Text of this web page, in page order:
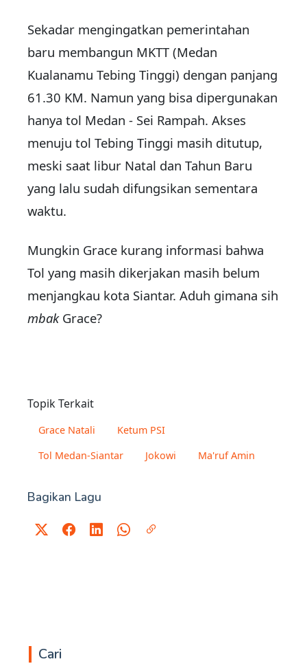
Sekadar mengingatkan pemerintahan
baru membangun MKTT (Medan
Kualanamu Tebing Tinggi) dengan panjang
61.30 KM. Namun yang bisa dipergunakan
hanya tol Medan - Sei Rampah. Akses
menuju tol Tebing Tinggi masih ditutup,
meski saat libur Natal dan Tahun Baru
yang lalu sudah difungsikan sementara
waktu.
Mungkin Grace kurang informasi bahwa
Tol yang masih dikerjakan masih belum
menjangkau kota Siantar. Aduh gimana sih
mbakGrace?
Topik Terkait
Grace Natali
Ketum PSI
Tol Medan-Siantar
Jokowi Ma'ruf Amin
Bagikan Lagu
Cari